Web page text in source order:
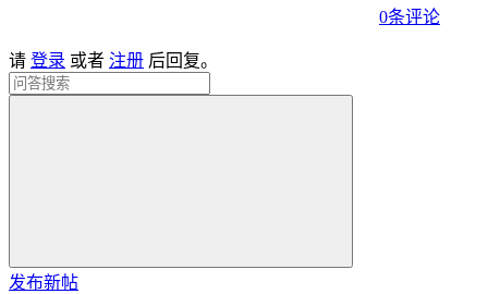
0条评论
请 登录 或者 注册 后回复。
发布新帖